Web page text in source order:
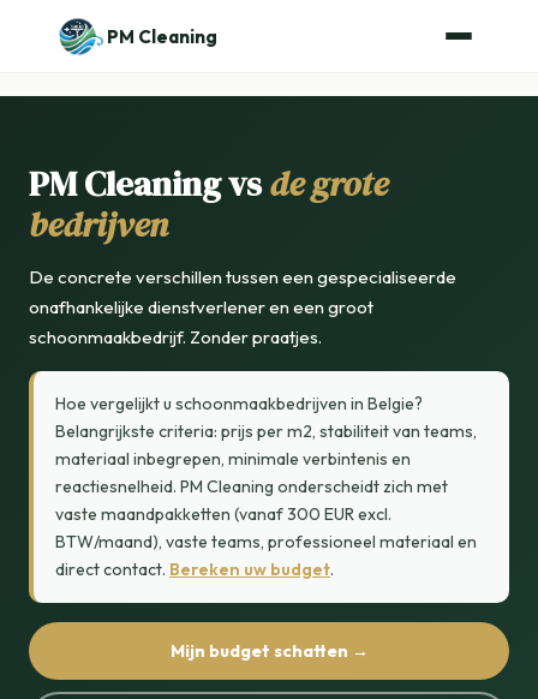
PM Cleaning
PM Cleaning vsde grote
bedrijven
De concrete verschillen tussen een gespecialiseerde
onafhankelijke dienstverlener en een groot
schoonmaakbedrijf. Zonder praatjes.
Hoe vergelijkt u schoonmaakbedrijven in Belgie?
Belangrijkste criteria: prijs per m2, stabiliteit van teams,
materiaal inbegrepen, minimale verbintenis en
reactiesnelheid. PM Cleaning onderscheidt zich met
vaste maandpakketten (vanaf 300 EUR excl.
BTW/maand), vaste teams, professioneel materiaal en
direct contact. Bereken uw budget.
Mijn budget schatten →